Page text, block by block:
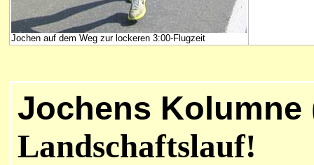
Jochen auf dem Weg zur lockeren 3:00-Flugzeit
Jochens Kolumne
Landschaftslauf!